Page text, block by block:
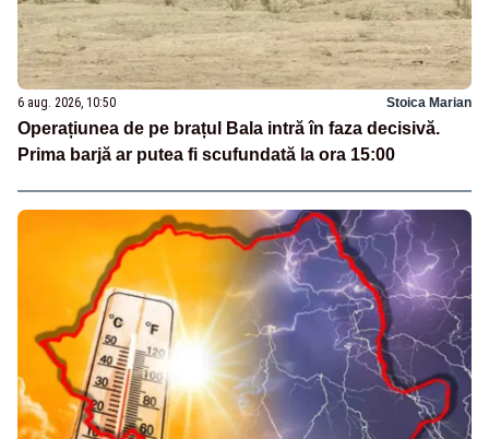
6 aug. 2026, 10:50 Stoica Marian
Operațiunea de pe brațul Bala intră în faza decisivă.
Prima barjă ar putea fi scufundată la ora 15:00